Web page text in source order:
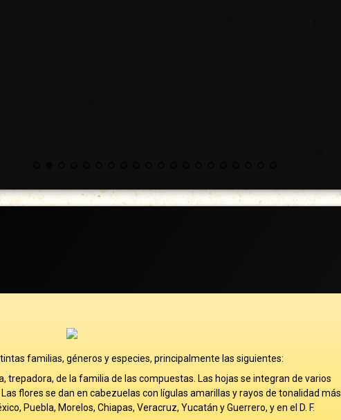
familias, géneros y especies, principalmente las siguientes:
trepadora, de la familia de las compuestas. Las hojas se integran de varios
flores se dan en cabezuelas con lígulas amarillas y rayos de tonalidad más
Puebla, Morelos, Chiapas, Veracruz, Yucatán y Guerrero, y en el D. F.